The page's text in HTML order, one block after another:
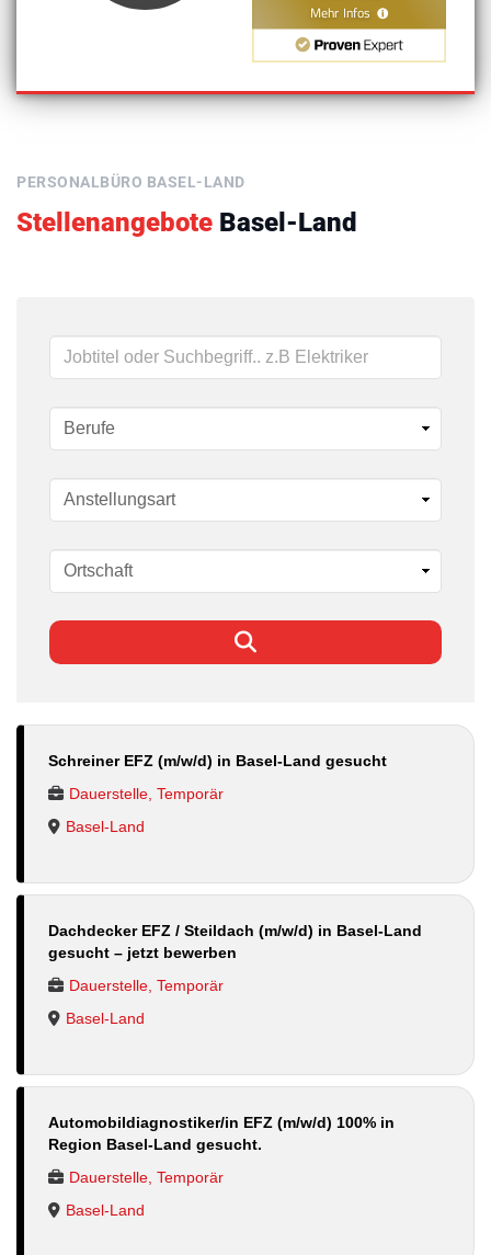
PERSONALBÜRO BASEL-LAND
Stellenangebote Basel-Land
Schlüsselwörter
Schreiner EFZ (m/w/d) in Basel-Land gesucht
Dauerstelle, Temporär
Basel-Land
Dachdecker EFZ / Steildach (m/w/d) in Basel-Land
gesucht – jetzt bewerben
Dauerstelle, Temporär
Basel-Land
Automobildiagnostiker/in EFZ (m/w/d) 100% in
Region Basel-Land gesucht.
Dauerstelle, Temporär
Basel-Land